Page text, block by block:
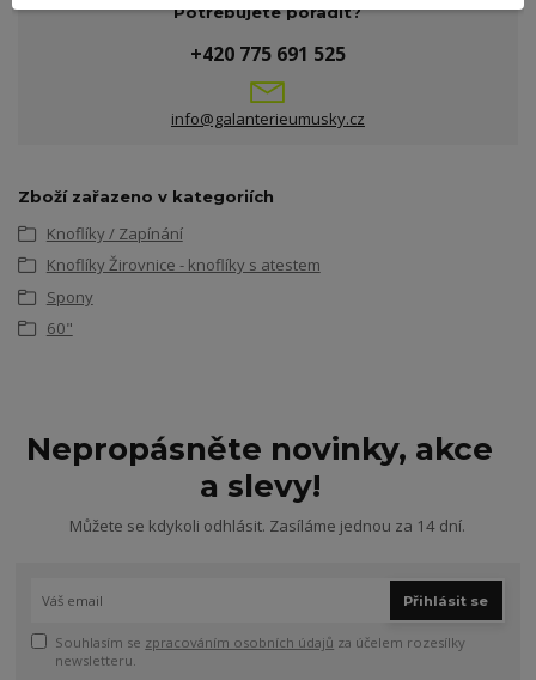
Potřebujete poradit?
+420 775 691 525
info@galanterieumusky.cz
Zboží zařazeno v kategoriích
Knoflíky / Zapínání
Knoflíky Žirovnice - knoflíky s atestem
Spony
60"
Nepropásněte novinky, akce
a slevy!
Můžete se kdykoli odhlásit. Zasíláme jednou za 14 dní.
Přihlásit se
Souhlasím se zpracováním osobních údajů za účelem rozesílky
newsletteru.